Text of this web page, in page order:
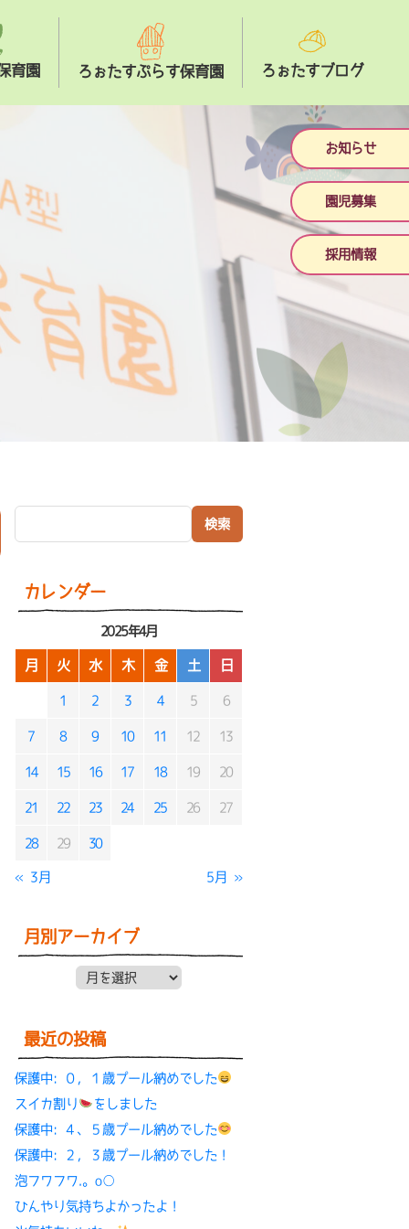
お知らせ
園児募集
採用情報
育園 ろぉたすぷらす保育園 ろぉたすブログ
カレンダー
2025年4月
月 火 水 木 金 土 日
1 2 3 4 5 6
7 8 9 10 11 12 13
14 15 16 17 18 19 20
21 22 23 24 25 26 27
28 29 30
« 3月 5月 »
月別アーカイブ
月別アーカイブ
最近の投稿
保護中: ０，１歳プール納めでした
スイカ割り
をしました
保護中: ４、５歳プール納めでした
保護中: ２，３歳プール納めでした！
泡フワフワ.。o○
ひんやり気持ちよかったよ！